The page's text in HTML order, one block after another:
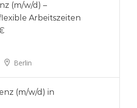
(m/w/d) –
Arbeitszeiten
Berlin
(m/w/d) in